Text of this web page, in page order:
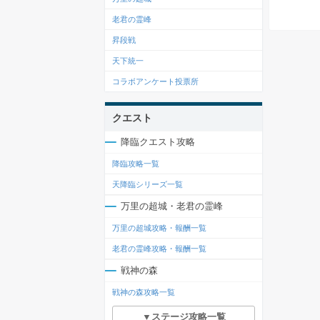
老君の霊峰
昇段戦
天下統一
コラボアンケート投票所
クエスト
降臨クエスト攻略
降臨攻略一覧
天降臨シリーズ一覧
万里の超城・老君の霊峰
万里の超城攻略・報酬一覧
老君の霊峰攻略・報酬一覧
戦神の森
戦神の森攻略一覧
▼ステージ攻略一覧